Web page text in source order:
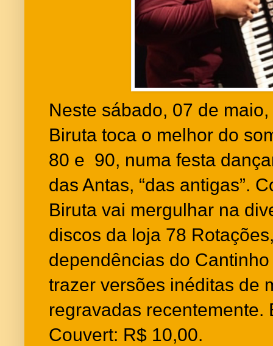
Neste sábado, 07 de
Biruta toca o melhor do
80 e 90, numa festa
das Antas, “das antigas”.
Biruta vai mergulhar na
discos da loja 78
dependências do
trazer versões inéditas de
regravadas recentemente.
Couvert: R$ 10,00.